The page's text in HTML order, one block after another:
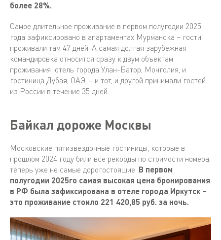
более 28%.
Самое длительное проживание в первом полугодии 2025
года зафиксировано в апартаментах Мурманска – гости
проживали там 47 дней. А самая долгая зарубежная
командировка относится сразу к двум объектам
проживания: отель города Улан-Батор, Монголия, и
гостиница Дубая, ОАЭ, – и тот, и другой принимали гостей
из России в течение 35 дней.
Байкал дороже Москвы
Московские пятизвездочные гостиницы, которые в
прошлом 2024 году били все рекорды по стоимости номера,
теперь уже не самые дорогостоящие. В первом
полугодии 2025го самая высокая цена бронирования
в РФ была зафиксирована в отеле города Иркутск –
это проживание стоило 221 420,85 руб. за ночь.